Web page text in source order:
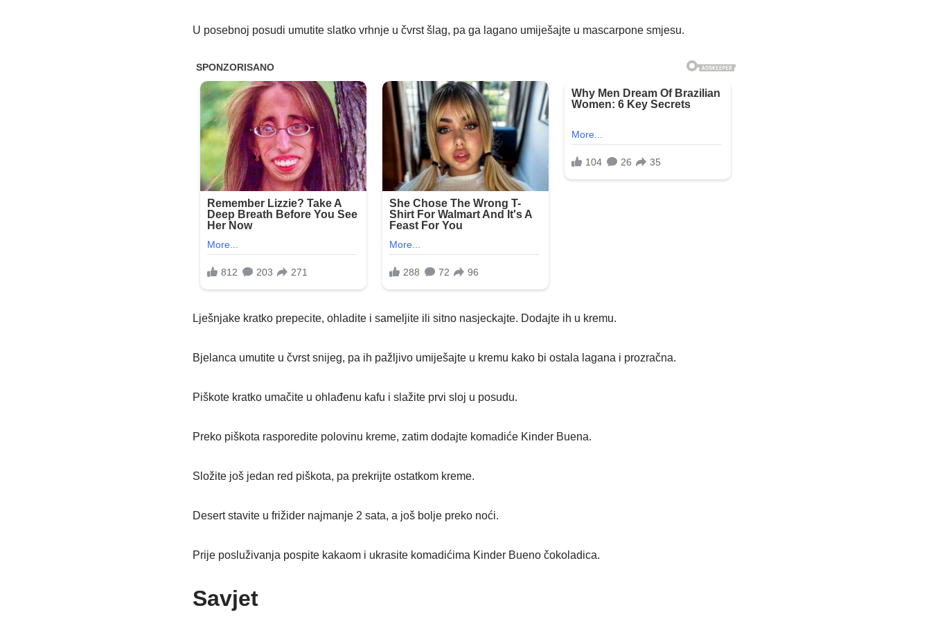
U posebnoj posudi umutite slatko vrhnje u čvrst šlag, pa ga lagano umiješajte u mascarpone smjesu.
Lješnjake kratko prepecite, ohladite i sameljite ili sitno nasjeckajte. Dodajte ih u kremu.
Bjelanca umutite u čvrst snijeg, pa ih pažljivo umiješajte u kremu kako bi ostala lagana i prozračna.
Piškote kratko umačite u ohlađenu kafu i slažite prvi sloj u posudu.
Preko piškota rasporedite polovinu kreme, zatim dodajte komadiće Kinder Buena.
Složite još jedan red piškota, pa prekrijte ostatkom kreme.
Desert stavite u frižider najmanje 2 sata, a još bolje preko noći.
Prije posluživanja pospite kakaom i ukrasite komadićima Kinder Bueno čokoladica.
Savjet